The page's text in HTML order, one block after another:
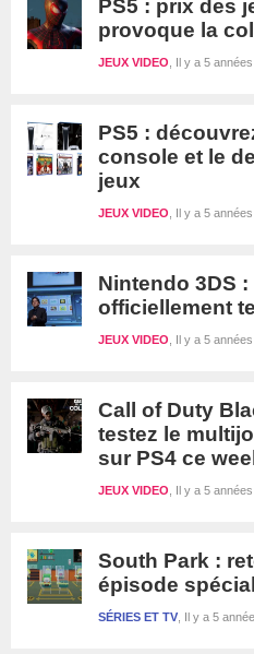
PS5 : prix des
provoque la
Il y a 5
JEUX VIDEO
PS5 :
console et le
jeux
Il y a 5
JEUX VIDEO
Nintendo 3DS
officiellement
Il y a 5
JEUX VIDEO
Call of Duty
testez le
sur PS4 ce
Il y a 5
JEUX VIDEO
South Park :
épisode
Il y a 5
SÉRIES ET TV